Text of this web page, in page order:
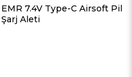
EMR 7.4V Type-C Airsoft Pil
Şarj Aleti